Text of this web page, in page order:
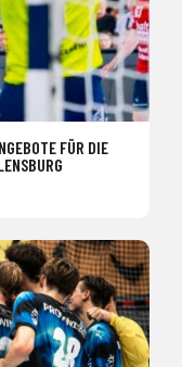
FÜR DIE